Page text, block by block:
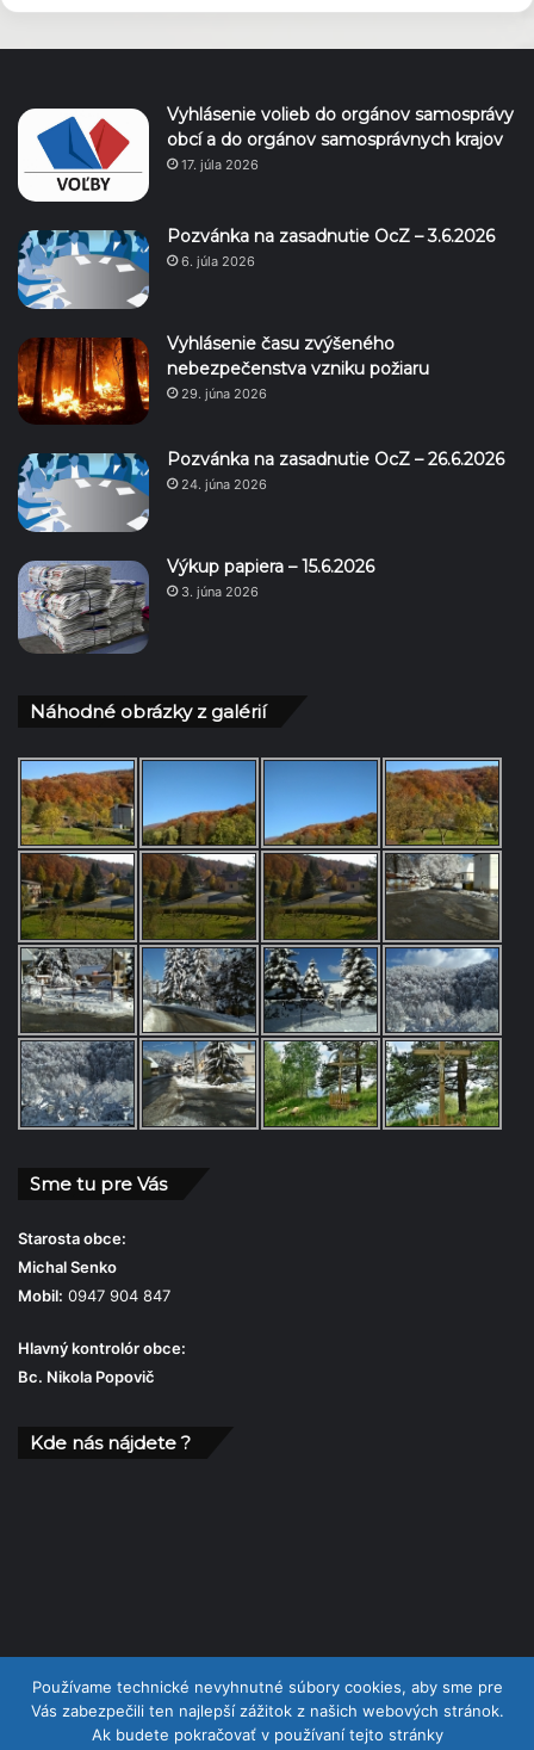
Vyhlásenie volieb do orgánov samosprávy
obcí a do orgánov samosprávnych krajov
17. júla 2026
Pozvánka na zasadnutie OcZ – 3.6.2026
6. júla 2026
Vyhlásenie času zvýšeného
nebezpečenstva vzniku požiaru
29. júna 2026
Pozvánka na zasadnutie OcZ – 26.6.2026
24. júna 2026
Výkup papiera – 15.6.2026
3. júna 2026
Náhodné obrázky z galérií
Sme tu pre Vás
Starosta obce:
Michal Senko
Mobil: 0947 904 847
Hlavný kontrolór obce:
Bc. Nikola Popovič
Kde nás nájdete ?
Používame technické nevyhnutné súbory cookies, aby sme pre
Vás zabezpečili ten najlepší zážitok z našich webových stránok.
Ak budete pokračovať v používaní tejto stránky